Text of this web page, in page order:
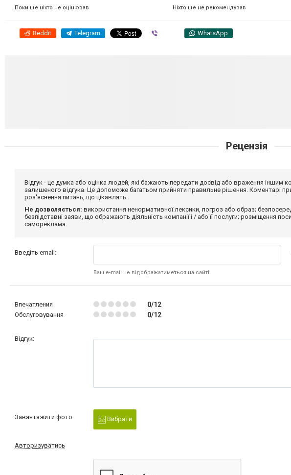
Поки ще ніхто не оцінював Ніхто ще не рекомендував
Reddit Telegram WhatsApp
Рецензія
Відгук - це думка або оцінка людей, які бажають передати досвід або враження
залишеного відгука. Це допоможе багатьом прийняти правильне рішення. Коментарі
роз'яснення питань, що цікавлять.
Не дозволяється: використання ненормативної лексики, погроз або образ;
безпідставні заяви, що ображають діяльність компанії і / або її послуги; розміщення
самореклама.
Введіть email:
Ваш e-mail не відображатиметься на сайті
Впечатления 0/12
Обслуговування 0/12
Відгук:
Завантажити фото: Вибрати
Авторизуватись